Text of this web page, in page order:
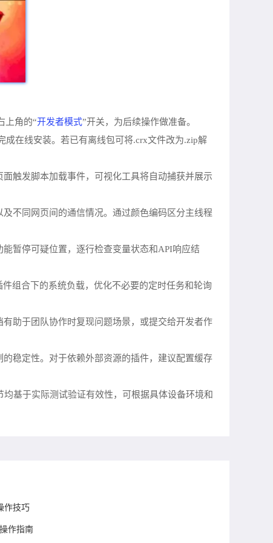
上角的“开发者模式”开关，为后续操作做准备。
成在线安装。若已有离线包可将.crx文件改为.zip解
触发脚本加载事件，可视化工具将自动捕获并展示
不同网页间的通信情况。通过颜色编码区分主线程
暂停可疑位置，逐行检查变量状态和API响应结
组合下的系统负载，优化不必要的定时任务和轮询
助于团队协作时复现问题场景，或提交给开发者作
稳定性。对于依赖外部资源的插件，建议配置缓存
基于实际测试验证有效性，可根据具体设备环境和
作技巧
作指南